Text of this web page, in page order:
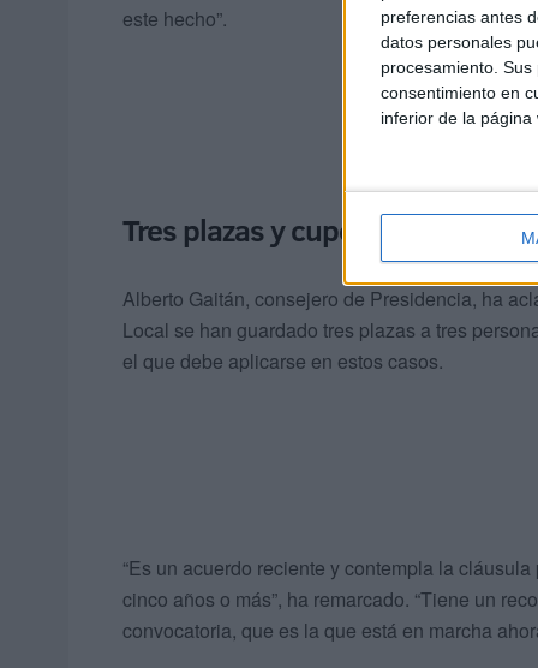
preferencias antes
datos personales
procesamiento.
consentimiento en
inferior de la página
este hecho”.
Tres plazas y cupo del 20%
Alberto Gaitán, consejero de Presidencia, ha
Local se han guardado tres plazas a tres
el que debe aplicarse en estos casos.
“Es un acuerdo reciente y contempla la
cinco años o más”, ha remarcado. “Tiene un
convocatoria, que es la que está en marcha